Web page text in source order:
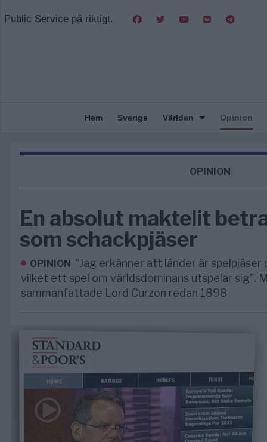
Public Service på riktigt.
Hem Sverige Världen Opinion
OPINION
En absolut maktelit
som schackpjäser
OPINION "Jag erkänner att länder är spelpjäser
vilket ett spel om världsdominans utspelar sig".
sammanfattade Lord Curzon redan 1898